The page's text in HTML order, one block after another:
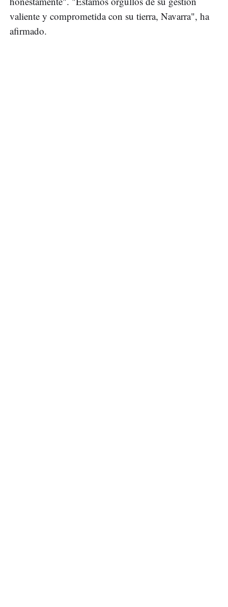
valiente y comprometida con su tierra, Navarra", ha
afirmado.